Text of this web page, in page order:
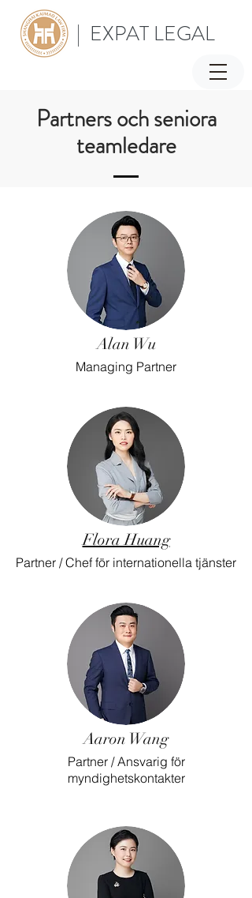
| EXPAT LEGAL
Partners och seniora
teamledare
Alan Wu
Managing Partner
Flora Huang
Partner / Chef för internationella tjänster
Aaron Wang
Partner / Ansvarig för
myndighetskontakter